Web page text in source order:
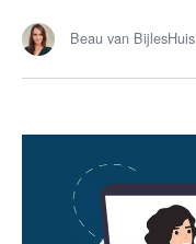
Beau van BijlesHuis